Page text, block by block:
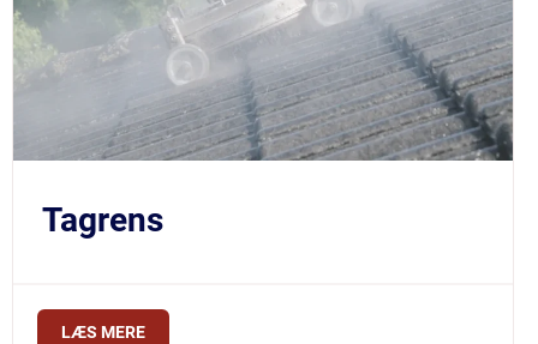
Tagrens
LÆS MERE